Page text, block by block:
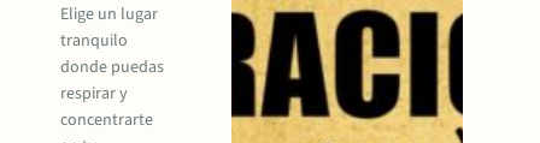
Elige un lugar
tranquilo
donde puedas
respirar y
concentrarte